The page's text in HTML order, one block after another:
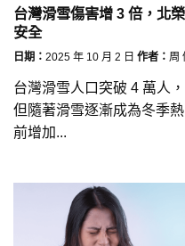
台灣滑雪傷害增 3 倍，北
安全
日期： 2025 年 10 月 2 日 作者： 周
台灣滑雪人口突破 4 萬人
但隨著滑雪逐漸成為冬季
前增加...